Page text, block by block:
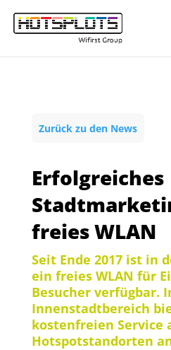
Zurück zu den News
Erfolgreiches
freies WLAN
Seit Ende 2017 ist in
ein freies WLAN für
Besucher verfügbar.
Innenstadtbereich
kostenfreien Service
Hotspotstandorten